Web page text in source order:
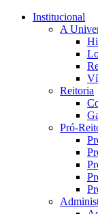
Conteúdo principal
Institucional
A
Reitoria
Pró-